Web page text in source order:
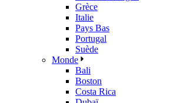
Grèce
Italie
Pays Bas
Portugal
Suède
Monde
Bali
Boston
Costa Rica